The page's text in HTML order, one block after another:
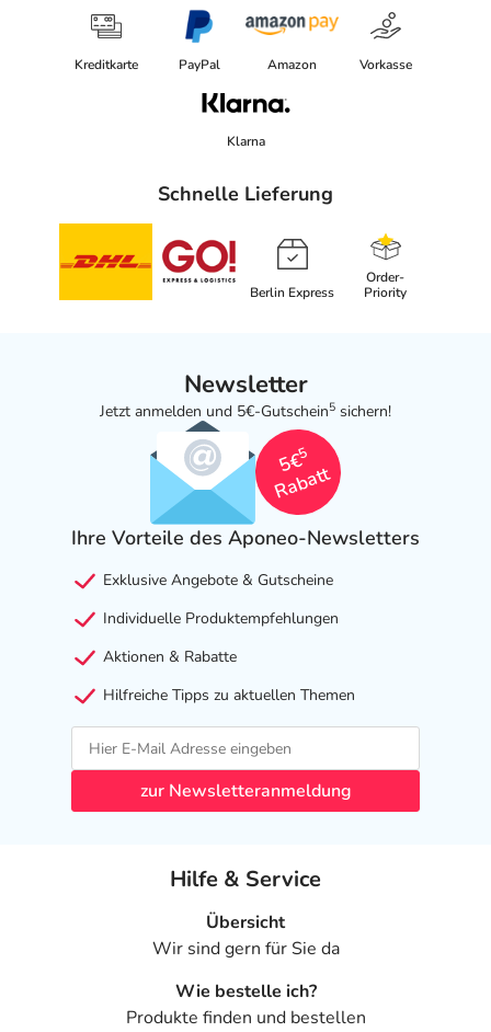
Kreditkarte PayPal Amazon Vorkasse
Klarna
Schnelle Lieferung
Berlin Express
Order-
Priority
Newsletter
Jetzt anmelden und 5€-Gutschein5 sichern!
5€
5
Rabatt
Ihre Vorteile des Aponeo-Newsletters
Exklusive Angebote & Gutscheine
Individuelle Produktempfehlungen
Aktionen & Rabatte
Hilfreiche Tipps zu aktuellen Themen
zur Newsletteranmeldung
Hilfe & Service
Übersicht
Wir sind gern für Sie da
Wie bestelle ich?
Produkte finden und bestellen